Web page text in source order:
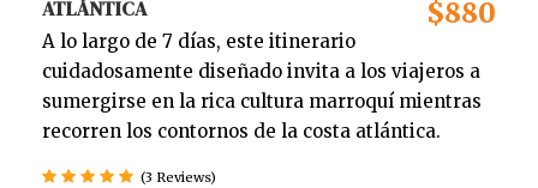
ATLÁNTICA
$880
A lo largo de 7 días, este itinerario
cuidadosamente diseñado invita a los viajeros a
sumergirse en la rica cultura marroquí mientras
recorren los contornos de la costa atlántica.
(3 Reviews)